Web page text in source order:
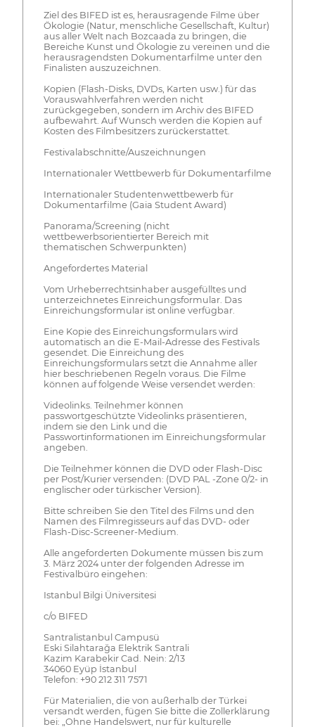
Ziel des BIFED ist es, herausragende Filme über
Ökologie (Natur, menschliche Gesellschaft, Kultur)
aus aller Welt nach Bozcaada zu bringen, die
Bereiche Kunst und Ökologie zu vereinen und die
herausragendsten Dokumentarfilme unter den
Finalisten auszuzeichnen.
Kopien (Flash-Disks, DVDs, Karten usw.) für das
Vorauswahlverfahren werden nicht
zurückgegeben, sondern im Archiv des BIFED
aufbewahrt. Auf Wunsch werden die Kopien auf
Kosten des Filmbesitzers zurückerstattet.
Festivalabschnitte/Auszeichnungen
Internationaler Wettbewerb für Dokumentarfilme
Internationaler Studentenwettbewerb für
Dokumentarfilme (Gaia Student Award)
Panorama/Screening (nicht
wettbewerbsorientierter Bereich mit
thematischen Schwerpunkten)
Angefordertes Material
Vom Urheberrechtsinhaber ausgefülltes und
unterzeichnetes Einreichungsformular. Das
Einreichungsformular ist online verfügbar.
Eine Kopie des Einreichungsformulars wird
automatisch an die E-Mail-Adresse des Festivals
gesendet. Die Einreichung des
Einreichungsformulars setzt die Annahme aller
hier beschriebenen Regeln voraus. Die Filme
können auf folgende Weise versendet werden:
Videolinks. Teilnehmer können
passwortgeschützte Videolinks präsentieren,
indem sie den Link und die
Passwortinformationen im Einreichungsformular
angeben.
Die Teilnehmer können die DVD oder Flash-Disc
per Post/Kurier versenden: (DVD PAL -Zone 0/2- in
englischer oder türkischer Version).
Bitte schreiben Sie den Titel des Films und den
Namen des Filmregisseurs auf das DVD- oder
Flash-Disc-Screener-Medium.
Alle angeforderten Dokumente müssen bis zum
3. März 2024 unter der folgenden Adresse im
Festivalbüro eingehen:
Istanbul Bilgi Üniversitesi
c/o BIFED
Santralistanbul Campusü
Eski Silahtarağa Elektrik Santrali
Kazim Karabekir Cad. Nein: 2/13
34060 Eyüp İstanbul
Telefon: +90 212 311 7571
Für Materialien, die von außerhalb der Türkei
versandt werden, fügen Sie bitte die Zollerklärung
bei: „Ohne Handelswert, nur für kulturelle